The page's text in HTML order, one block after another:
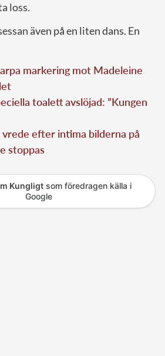
loss.
även på en liten dans. En
markering mot Madeleine
toalett avslöjad: ”Kungen
vrede efter intima bilderna på
stoppas
Kungligtsom föredragen källa i
Google